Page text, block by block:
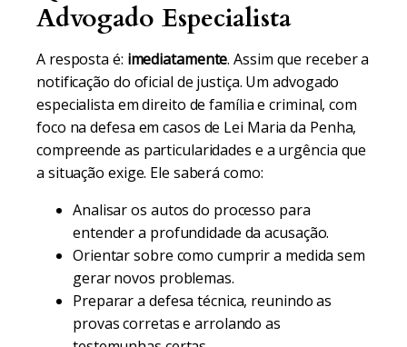
Advogado Especialista
A resposta é: imediatamente. Assim que receber a
notificação do oficial de justiça. Um advogado
especialista em direito de família e criminal, com
foco na defesa em casos de Lei Maria da Penha,
compreende as particularidades e a urgência que
a situação exige. Ele saberá como:
Analisar os autos do processo para
entender a profundidade da acusação.
Orientar sobre como cumprir a medida sem
gerar novos problemas.
Preparar a defesa técnica, reunindo as
provas corretas e arrolando as